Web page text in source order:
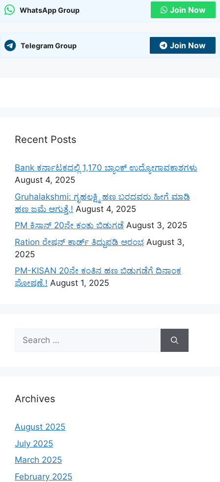
WhatsApp Group Join Now
Telegram Group Join Now
Recent Posts
Bank ಕರ್ನಾಟಕದಲ್ಲಿ 1,170 ಬ್ಯಾಂಕ್ ಉದ್ಯೋಗಾವಕಾಶಗಳು
August 4, 2025
Gruhalakshmi: ಗೃಹಲಕ್ಷ್ಮಿ ಹಣ ಬರದವರು ಹೀಗೆ ಮಾಡಿ
ಹಣ ಜಮೆ‌ ಆಗುತ್ತೆ.! August 4, 2025
PM ಕಿಸಾನ್ 20ನೇ ಕಂತು ಬಿಡುಗಡೆ August 3, 2025
Ration ರೇಷನ್ ಕಾರ್ಡ್ ತಿದ್ದುಪಡಿ ಆರಂಭ August 3,
2025
PM-KISAN 20ನೇ ಕಂತಿನ ಹಣ ಬಿಡುಗಡೆಗೆ ದಿನಾಂಕ
ಘೋಷಣೆ.! August 1, 2025
Search
for:
Archives
August 2025
July 2025
March 2025
February 2025